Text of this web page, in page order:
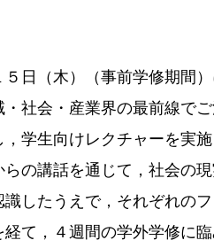
５日（木）（事前学修期間
社会・産業界の最前線で
学生向けレクチャーを実
らの講話を通じて，社会の
したうえで，それぞれの
て，４週間の学外学修に